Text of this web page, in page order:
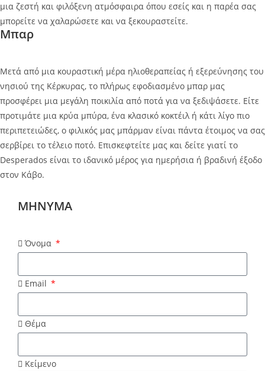
μια ζεστή και φιλόξενη ατμόσφαιρα όπου εσείς και η παρέα σας
μπορείτε να χαλαρώσετε και να ξεκουραστείτε.
Μπαρ
Μετά από μια κουραστική μέρα ηλιοθεραπείας ή εξερεύνησης του
νησιού της Κέρκυρας, το πλήρως εφοδιασμένο μπαρ μας
προσφέρει μια μεγάλη ποικιλία από ποτά για να ξεδιψάσετε. Είτε
προτιμάτε μια κρύα μπύρα, ένα κλασικό κοκτέιλ ή κάτι λίγο πιο
περιπετειώδες, ο φιλικός μας μπάρμαν είναι πάντα έτοιμος να σας
σερβίρει το τέλειο ποτό. Επισκεφτείτε μας και δείτε γιατί το
Desperados είναι το ιδανικό μέρος για ημερήσια ή βραδινή έξοδο
στον Κάβο.
MHNYMA
Όνομα
Email
Θέμα
Κείμενο